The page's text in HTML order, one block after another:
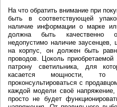
На что обратить внимание при
быть в соответствующей
наличие информации о марке
должна быть качественно
недопустимо наличие заусенцев,
на корпус, он должен быть
проводов. Цоколь
патрону светильника, для
касается мощности, то
проконсультироваться с
каждой модели своё
просто не будет